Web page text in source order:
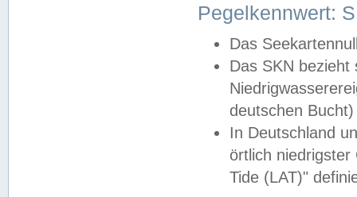
Pegelkennwert:
Das
Das SKN
deutschen
In Deutschland
örtlich
Tide (LAT)"